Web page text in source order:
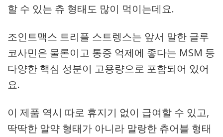
할 수 있는 츄 형태도 많이 먹이는데요.
조인트맥스 트리플 스트렝스는 앞서 말한 글루
코사민은 물론이고 통증 억제에 좋다는 MSM 등
다양한 핵심 성분이 고용량으로 포함되어 있어
요.
이 제품 역시 따로 휴지기 없이 급여할 수 있고,
딱딱한 알약 형태가 아니라 말랑한 츄어블 형태